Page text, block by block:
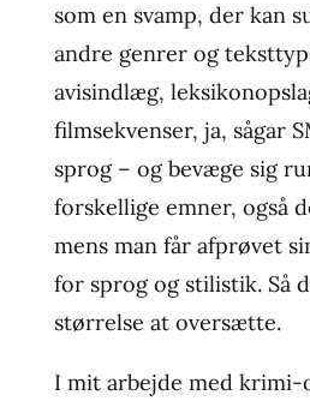
som en svamp, der kan
andre genrer og
avisindlæg,
filmsekvenser, ja, sågar
sprog – og bevæge sig
forskellige emner, også
mens man får afprøvet
for sprog og stilistik. Så
størrelse at oversætte.
I mit arbejde med